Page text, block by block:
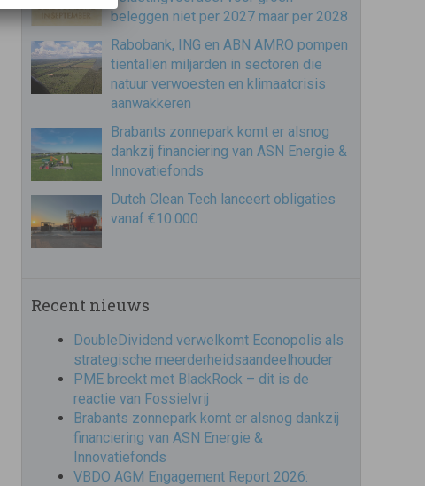
beleggen niet per 2027 maar per 2028
Rabobank, ING en ABN AMRO pompen
tientallen miljarden in sectoren die
natuur verwoesten en klimaatcrisis
aanwakkeren
Brabants zonnepark komt er alsnog
dankzij financiering van ASN Energie &
Innovatiefonds
Dutch Clean Tech lanceert obligaties
vanaf €10.000
Recent nieuws
DoubleDividend verwelkomt Econopolis als
strategische meerderheidsaandeelhouder
PME breekt met BlackRock – dit is de
reactie van Fossielvrij
Brabants zonnepark komt er alsnog dankzij
financiering van ASN Energie &
Innovatiefonds
VBDO AGM Engagement Report 2026: